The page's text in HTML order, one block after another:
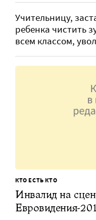
Учительницу,
ребенка чистить
всем классом,
КТО ЕСТЬ КТО
Инвалид на
Евровидения-